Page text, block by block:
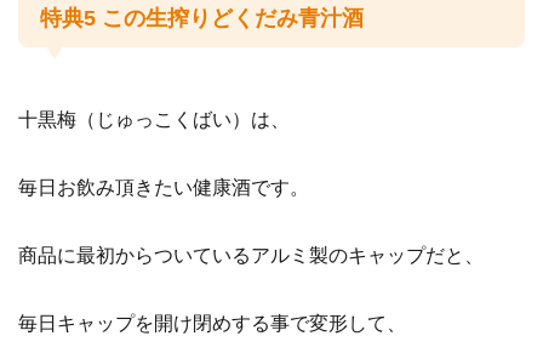
特典5 この生搾りどくだみ青汁酒
十黒梅（じゅっこくばい）は、
毎日お飲み頂きたい健康酒です。
商品に最初からついているアルミ製のキャップだと、
毎日キャップを開け閉めする事で変形して、